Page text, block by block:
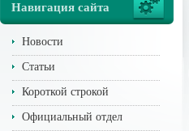
Навигация сайта
Новости
Статьи
Короткой строкой
Официальный отдел